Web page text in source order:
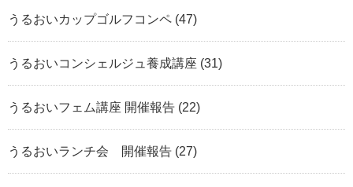
うるおいカップゴルフコンペ (47)
うるおいコンシェルジュ養成講座 (31)
うるおいフェム講座 開催報告 (22)
うるおいランチ会 開催報告 (27)